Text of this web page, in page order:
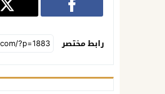
رابط مختصر